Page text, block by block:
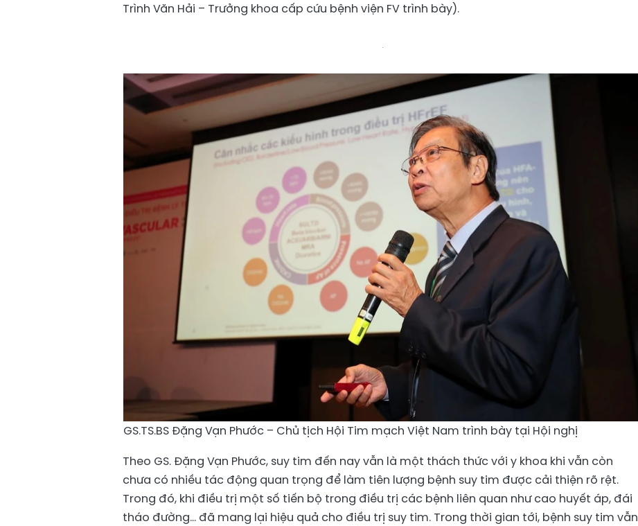
Trình Văn Hải – Trưởng khoa cấp cứu bệnh viện FV trình bày).
GS.TS.BS Đặng Vạn Phước – Chủ tịch Hội Tim mạch Việt Nam trình bày tại Hội nghị
Theo GS. Đặng Vạn Phước, suy tim đến nay vẫn là một thách thức với y khoa khi vẫn còn
chưa có nhiều tác động quan trọng để làm tiên lượng bệnh suy tim được cải thiện rõ rệt.
Trong đó, khi điều trị một số tiến bộ trong điều trị các bệnh liên quan như cao huyết áp, đái
tháo đường… đã mang lại hiệu quả cho điều trị suy tim. Trong thời gian tới, bệnh suy tim vẫn